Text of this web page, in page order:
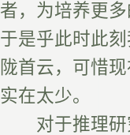
者，为培养更
于是乎此时此
陇首云，可惜
实在太少。
对于推理研